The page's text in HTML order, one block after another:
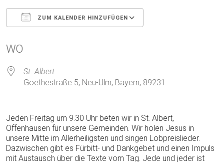
ZUM KALENDER HINZUFÜGEN
WO
St. Albert
Goethestraße 5, Neu-Ulm, Bayern, 89231
Jeden Freitag um 9.30 Uhr beten wir in St. Albert,
Offenhausen für unsere Gemeinden. Wir holen Jesus in
unsere Mitte im Allerheiligsten und singen Lobpreislieder.
Dazwischen gibt es Fürbitt- und Dankgebet und einen Impuls
mit Austausch über die Texte vom Tag. Jede und jeder ist